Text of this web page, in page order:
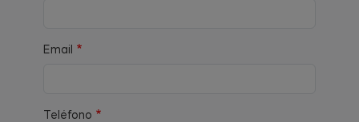
Email
Teléfono